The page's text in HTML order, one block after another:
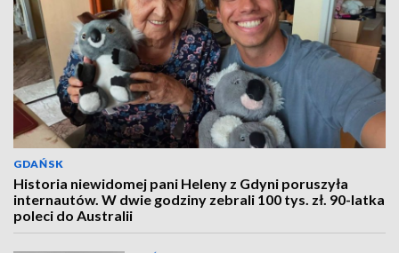
GDAŃSK
Historia niewidomej pani Heleny z Gdyni poruszyła
internautów. W dwie godziny zebrali 100 tys. zł. 90-latka
poleci do Australii